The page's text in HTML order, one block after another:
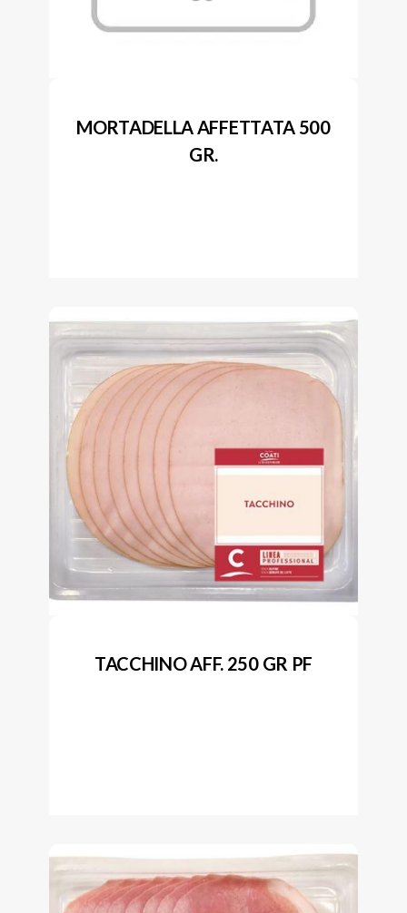
MORTADELLA AFFETTATA 500
GR.
TACCHINO AFF. 250 GR PF